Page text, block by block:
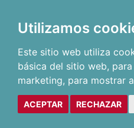
Utilizamos
Este sitio web utiliza
básica del sitio web,
marketing, para mostrar
ACEPTAR RECHAZAR